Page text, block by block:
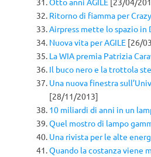
Ritorno di fiamma per
Airpress mette lo spazio in
Nuova vita per AGILE [26/
La WIA premia Patrizia
Il buco nero e la trottola
Una nuova finestra
[28/11/2013]
10 miliardi di anni in un
Quel mostro di lampo
Una rivista per le alte
Quando la costanza viene